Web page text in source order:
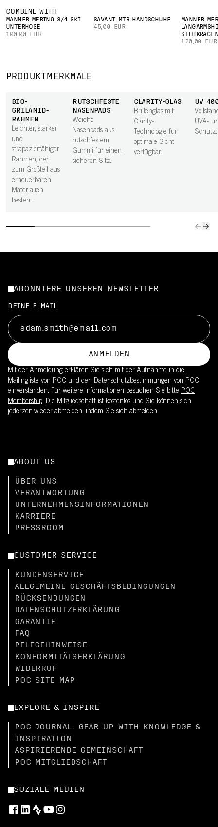
COMBINE WITH
MÄNNER MERINO 3/4 SKI
UNTERHOSE
100,00 EUR
SAVANT MTB HANDSCHUHE
45,00 EUR
MÄNNER
120,00 EUR
PRODUKTMERKMALE
BIO-
GRILAMID-
RAHMEN
Leichter, starker
und
strapazierfähiger
Rahmen, der
zum Großteil aus
erneuerbaren
Materialien
besteht.
RUTSCHFESTE
NASENPADS
Weiche
Nasenpads aus
rutschfestem
Gummi für einen
sicheren Sitz.
CLARITY-GLAS
Brillenglas mit
Clarity-
Technologie für
optimale Sicht
verfügbar.
UV
UVA-
Schutz.
ABONNIERE UNSEREN NEWSLETTER
DEINE E-MAIL
ANMELDEN
Mit der Anmeldung erklären Sie sich mit der Aufnahme in die
Mailingliste von POC und den Datenschutzbestimmungen von POC
einverstanden. Für weitere Informationen besuchen Sie bitte POC
Membership. Die Mitgliedschaft ist kostenlos und Sie können sich
jederzeit wieder abmelden, indem Sie sich abmelden.
ABOUT US
ÜBER UNS
VERANTWORTUNG
UNTERNEHMENSINFORMATIONEN
KARRIERE
PRESSROOM
CUSTOMER SERVICE
KUNDENSERVICE
ALLGEMEINE GESCHÄFTSBEDINGUNGEN
RÜCKSENDUNGEN
DATENSCHUTZERKLÄRUNG
GARANTIE
FAQ
PFLEGEHINWEISE
KONFORMITÄTSERKLÄRUNG
WIDERRUF
POC SITE MAP
EXPLORE & INSPIRE
POC JOURNAL: GEAR UP WITH KNOWLEDGE &
INSPIRATION
ASPIRIERENDE GEMEINSCHAFT
POC MITGLIEDSCHAFT
SOZIALE MEDIEN